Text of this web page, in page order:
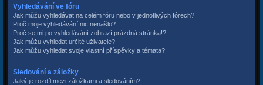
Vyhledávání ve fóru
Jak můžu vyhledávat na celém fóru nebo v jednotlivých fórech?
Proč moje vyhledávání nic nenašlo?
Proč se mi po vyhledávání zobrazí prázdná stránka!?
Jak můžu vyhledat určité uživatele?
Jak můžu vyhledat svoje vlastní příspěvky a témata?
Sledování a záložky
Jaký je rozdíl mezi záložkami a sledováním?